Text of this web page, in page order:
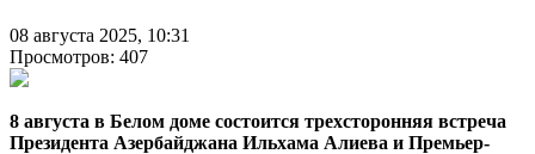
08 августа 2025, 10:31
Просмотров: 407
8 августа в Белом доме состоится трехсторонняя встреча
Президента Азербайджана Ильхама Алиева и Премьер-